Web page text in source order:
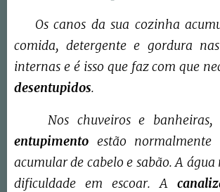
Os canos da sua cozinha
comida, detergente e gordura
internas e é isso que faz com que
desentupidos.
Nos chuveiros e banheiras,
entupimento estão normalmente
acumular de cabelo e sabão. A
dificuldade em escoar. A